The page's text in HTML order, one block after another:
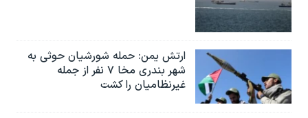
ارتش یمن: حمله شورشیان حوثی به
شهر بندری مخا ۷ نفر از جمله
غیرنظامیان را کشت